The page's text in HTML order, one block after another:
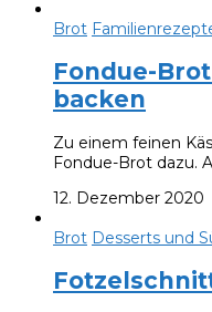
Brot
Fondue-
backen
Zu einem feinen
Fondue-Brot dazu.
12. Dezember 2020
Brot Desserts und